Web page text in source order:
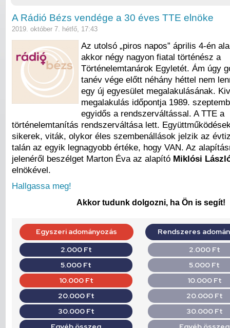
A Rádió Bézs vendége a 30 éves TTE elnöke
2019. október 7. hétfő, 17:43
Az utolsó „piros napos” április 4-én
akkor négy nagyon fiatal történész a
Történelemtanárok Egyletét. Ám úgy
tanév vége előtt néhány héttel nem
egy új egyesület megalakulásának.
megalakulás időpontja 1989.
egyidős a rendszerváltással. A TTE a
történelemtanítás rendszerváltása lett.
sikerek, viták, olykor éles szembenállások jelzik az
talán az egyik legnagyobb értéke, hogy VAN. Az
jelenéről beszélget Marton Éva az alapító Miklósi
elnökével.
Hallgassa meg!
Akkor tudunk dolgozni, ha Ön is segít!